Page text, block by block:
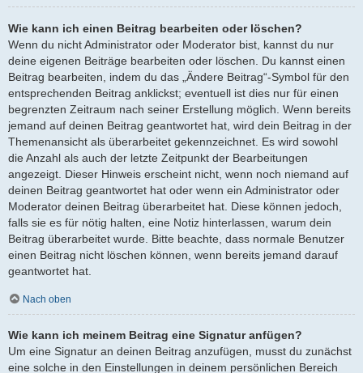
Wie kann ich einen Beitrag bearbeiten oder löschen?
Wenn du nicht Administrator oder Moderator bist, kannst du nur
deine eigenen Beiträge bearbeiten oder löschen. Du kannst einen
Beitrag bearbeiten, indem du das „Ändere Beitrag“-Symbol für den
entsprechenden Beitrag anklickst; eventuell ist dies nur für einen
begrenzten Zeitraum nach seiner Erstellung möglich. Wenn bereits
jemand auf deinen Beitrag geantwortet hat, wird dein Beitrag in der
Themenansicht als überarbeitet gekennzeichnet. Es wird sowohl
die Anzahl als auch der letzte Zeitpunkt der Bearbeitungen
angezeigt. Dieser Hinweis erscheint nicht, wenn noch niemand auf
deinen Beitrag geantwortet hat oder wenn ein Administrator oder
Moderator deinen Beitrag überarbeitet hat. Diese können jedoch,
falls sie es für nötig halten, eine Notiz hinterlassen, warum dein
Beitrag überarbeitet wurde. Bitte beachte, dass normale Benutzer
einen Beitrag nicht löschen können, wenn bereits jemand darauf
geantwortet hat.
Nach oben
Wie kann ich meinem Beitrag eine Signatur anfügen?
Um eine Signatur an deinen Beitrag anzufügen, musst du zunächst
eine solche in den Einstellungen in deinem persönlichen Bereich